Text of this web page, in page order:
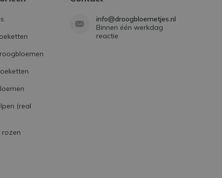
(real
rozen
info@droogbloemetjes.nl
Binnen één werkdag
reactie